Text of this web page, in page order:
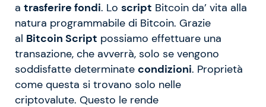
a trasferire fondi. Lo script Bitcoin da’ vita alla
natura programmabile di Bitcoin. Grazie
al Bitcoin Script possiamo effettuare una
transazione, che avverrà, solo se vengono
soddisfatte determinate condizioni. Proprietà
come questa si trovano solo nelle
criptovalute. Questo le rende